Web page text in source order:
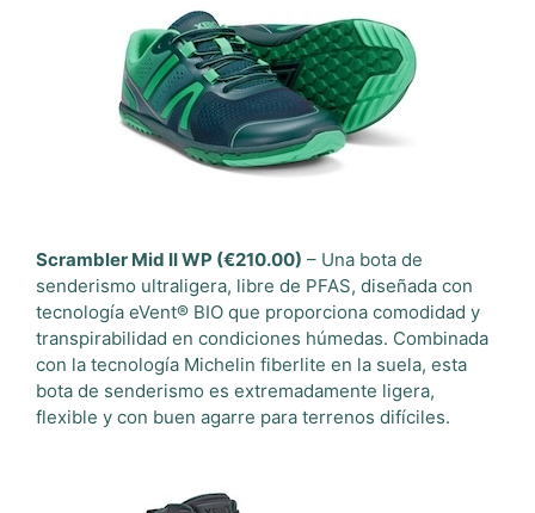
Scrambler Mid II WP (€210.00) – Una bota de
senderismo ultraligera, libre de PFAS, diseñada con
tecnología eVent® BIO que proporciona comodidad y
transpirabilidad en condiciones húmedas. Combinada
con la tecnología Michelin fiberlite en la suela, esta
bota de senderismo es extremadamente ligera,
flexible y con buen agarre para terrenos difíciles.